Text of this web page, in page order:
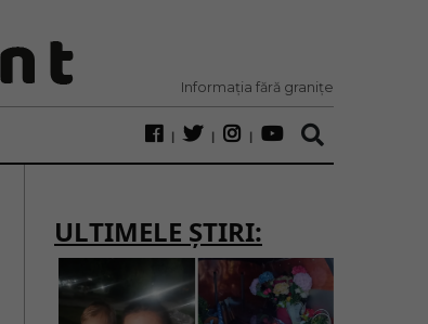
Informația fără granițe
ULTIMELE ȘTIRI: